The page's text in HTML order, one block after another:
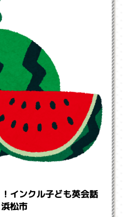
インクル子ども英会話
浜松市